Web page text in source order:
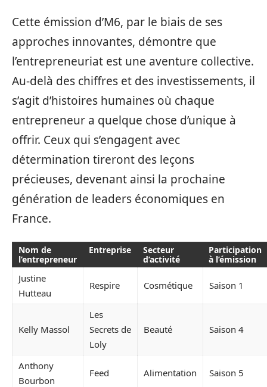
Cette émission d’M6, par le biais de ses
approches innovantes, démontre que
l’entrepreneuriat est une aventure collective.
Au-delà des chiffres et des investissements, il
s’agit d’histoires humaines où chaque
entrepreneur a quelque chose d’unique à
offrir. Ceux qui s’engagent avec
détermination tireront des leçons
précieuses, devenant ainsi la prochaine
génération de leaders économiques en
France.
Nom de
l’entrepreneur
Entreprise
Secteur
d’activité
Participation
à l’émission
Justine
Hutteau
Respire Cosmétique Saison 1
Kelly Massol
Les
Secrets de
Loly
Beauté Saison 4
Anthony
Bourbon
Feed Alimentation Saison 5